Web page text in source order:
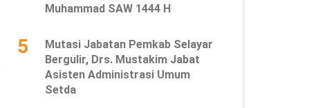
Muhammad SAW 1444 H
5
Mutasi Jabatan Pemkab Selayar
Bergulir, Drs. Mustakim Jabat
Asisten Administrasi Umum
Setda